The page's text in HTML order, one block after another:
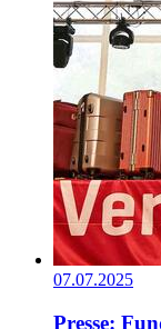
07.07.2025
Presse: